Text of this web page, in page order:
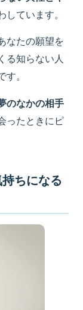
しています。
なたの願望を
る知らない人
。
のなかの相手
ったときにピ
ちになる